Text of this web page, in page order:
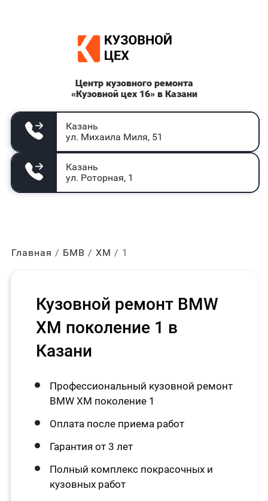
Центр кузовного ремонта
«Кузовной цех 16» в Казани
Казань
ул. Михаила Миля, 51
Казань
ул. Роторная, 1
Главная БМВ ХМ 1
Кузовной ремонт BMW
XM поколение 1 в
Казани
Профессиональный кузовной ремонт
BMW XM поколение 1
Оплата после приема работ
Гарантия от 3 лет
Полный комплекс покрасочных и
кузовных работ